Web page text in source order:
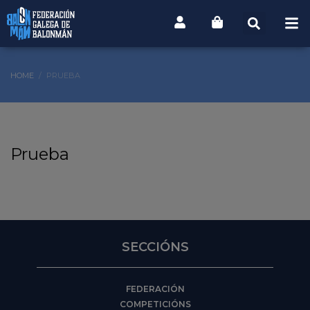
HOME PRUEBA
Prueba
SECCIÓNS
FEDERACIÓN
COMPETICIÓNS